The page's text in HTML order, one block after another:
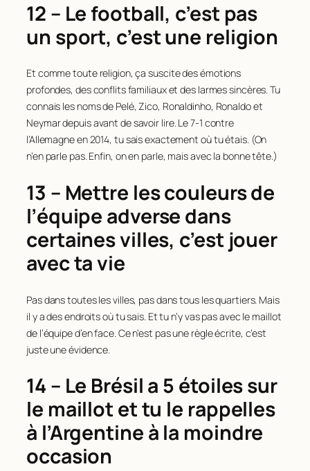
12 – Le football, c’est pas
un sport, c’est une religion
Et comme toute religion, ça suscite des émotions
profondes, des conflits familiaux et des larmes sincères. Tu
connais les noms de Pelé, Zico, Ronaldinho, Ronaldo et
Neymar depuis avant de savoir lire. Le 7-1 contre
l’Allemagne en 2014, tu sais exactement où tu étais. (On
n’en parle pas. Enfin, on en parle, mais avec la bonne tête.)
13 – Mettre les couleurs de
l’équipe adverse dans
certaines villes, c’est jouer
avec ta vie
Pas dans toutes les villes, pas dans tous les quartiers. Mais
il y a des endroits où tu sais. Et tu n’y vas pas avec le maillot
de l’équipe d’en face. Ce n’est pas une règle écrite, c’est
juste une évidence.
14 – Le Brésil a 5 étoiles sur
le maillot et tu le rappelles
à l’Argentine à la moindre
occasion